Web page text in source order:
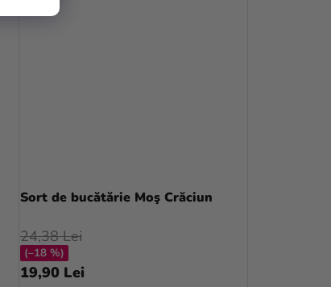
Sort de bucătărie Moş Crăciun
19,90 Lei
24,38 Lei
(–18 %)